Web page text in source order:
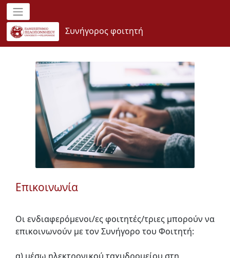
Συνήγορος φοιτητή
Επικοινωνία
Οι ενδιαφερόμενοι/ες φοιτητές/τριες μπορούν να
επικοινωνούν με τον Συνήγορο του Φοιτητή: